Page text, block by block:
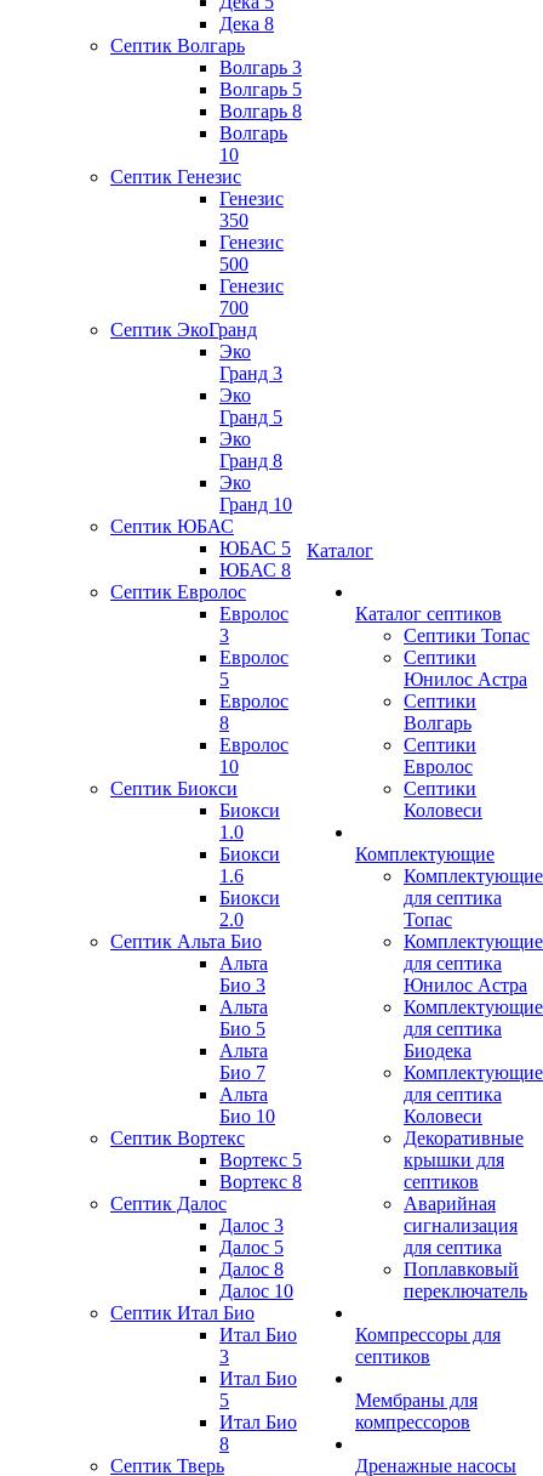
Дека 8
Септик Волгарь
Волгарь 3
Волгарь 5
Волгарь 8
Волгарь
10
Септик Генезис
Генезис
350
Генезис
500
Генезис
700
Септик ЭкоГранд
Эко
Гранд 3
Эко
Гранд 5
Эко
Гранд 8
Эко
Гранд 10
Септик ЮБАС
ЮБАС 5
ЮБАС 8
Септик Евролос
Евролос
3
Евролос
5
Евролос
8
Евролос
10
Септик Биокси
Биокси
1.0
Биокси
1.6
Биокси
2.0
Септик Альта Био
Альта
Био 3
Альта
Био 5
Альта
Био 7
Альта
Био 10
Септик Вортекс
Вортекс 5
Вортекс 8
Септик Далос
Далос 3
Далос 5
Далос 8
Далос 10
Септик Итал Био
Итал Био
3
Итал Био
5
Итал Био
8
Септик Тверь
Каталог
Каталог септиков
Септики Топас
Септики
Юнилос Астра
Септики
Волгарь
Септики
Евролос
Септики
Коловеси
Комплектующие
Комплектующие
для септика
Топас
Комплектующие
для септика
Юнилос Астра
Комплектующие
для септика
Биодека
Комплектующие
для септика
Коловеси
Декоративные
крышки для
септиков
Аварийная
сигнализация
для септика
Поплавковый
переключатель
Компрессоры для
септиков
Мембраны для
компрессоров
Дренажные насосы